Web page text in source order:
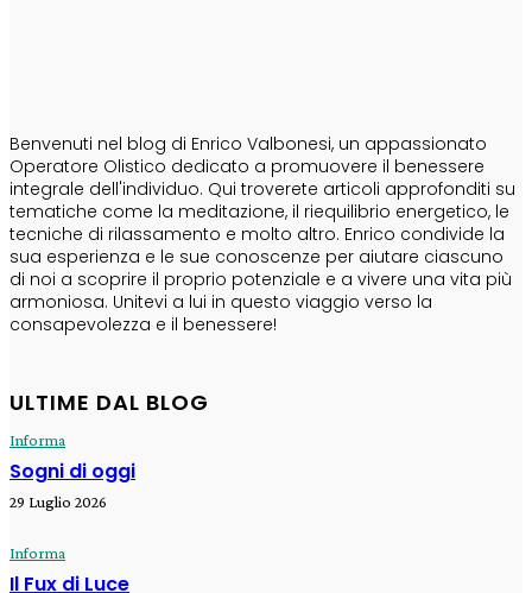
Benvenuti nel blog di Enrico Valbonesi, un appassionato
Operatore Olistico dedicato a promuovere il benessere
integrale dell'individuo. Qui troverete articoli approfonditi su
tematiche come la meditazione, il riequilibrio energetico, le
tecniche di rilassamento e molto altro. Enrico condivide la
sua esperienza e le sue conoscenze per aiutare ciascuno
di noi a scoprire il proprio potenziale e a vivere una vita più
armoniosa. Unitevi a lui in questo viaggio verso la
consapevolezza e il benessere!
ULTIME DAL BLOG
Informa
Sogni di oggi
29 Luglio 2026
Informa
Il Fux di Luce